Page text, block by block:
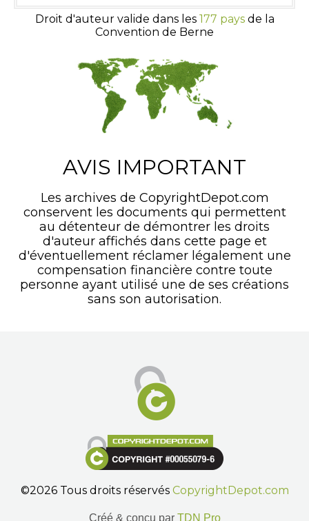
Droit d'auteur valide dans les 177 paysde la
Convention de Berne
AVIS IMPORTANT
Les archives de CopyrightDepot.com
conservent les documents qui permettent
au détenteur de démontrer les droits
d'auteur affichés dans cette page et
d'éventuellement réclamer légalement une
compensation financière contre toute
personne ayant utilisé une de ses créations
sans son autorisation.
©2026 Tous droits réservés CopyrightDepot.com
Créé & conçu par TDN Pro